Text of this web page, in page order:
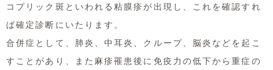
コプリック斑といわれる粘膜疹が出現し、これを確認すれ
ば確定診断にいたります。
合併症として、肺炎、中耳炎、クループ、脳炎などを起こ
すことがあり、また麻疹罹患後に免疫力の低下から重症の